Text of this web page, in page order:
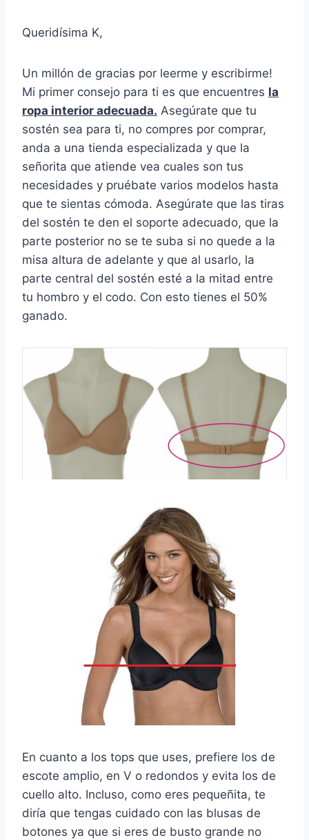
Queridísima K,
Un millón de gracias por leerme y escribirme!
Mi primer consejo para ti es que encuentres la
ropa interior adecuada. Asegúrate que tu
sostén sea para ti, no compres por comprar,
anda a una tienda especializada y que la
señorita que atiende vea cuales son tus
necesidades y pruébate varios modelos hasta
que te sientas cómoda. Asegúrate que las tiras
del sostén te den el soporte adecuado, que la
parte posterior no se te suba si no quede a la
misa altura de adelante y que al usarlo, la
parte central del sostén esté a la mitad entre
tu hombro y el codo. Con esto tienes el 50%
ganado.
En cuanto a los tops que uses, prefiere los de
escote amplio, en V o redondos y evita los de
cuello alto. Incluso, como eres pequeñita, te
diría que tengas cuidado con las blusas de
botones ya que si eres de busto grande no